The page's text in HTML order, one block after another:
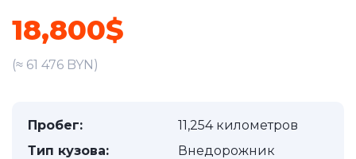
18,800$
(≈ 61 476 BYN)
Пробег:
11,254 километров
Тип кузова:
Внедорожник